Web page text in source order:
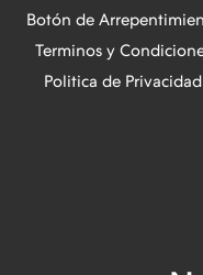
Botón de
Terminos y
Politica de Privacidad